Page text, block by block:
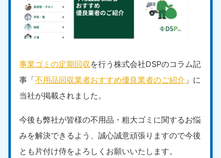
事業ゴミの定期回収 を行う株式会社DSPのコラム記
事「不用品回収業者おすすめ優良業者のご紹介 」に
当社が掲載されました。
今後も弊社が皆様の不用品・粗大ゴミに関するお悩
みを解決できるよう、誠心誠意頑張りますので今後
とも片付け侍をよろしくお願いいたします。